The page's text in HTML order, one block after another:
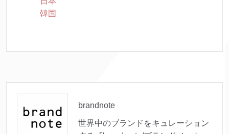
韓国
brandnote
世界中のブランドをキュレーション